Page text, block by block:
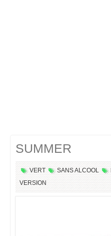
SUMMER
VERT SANS ALCOOL
VERSION